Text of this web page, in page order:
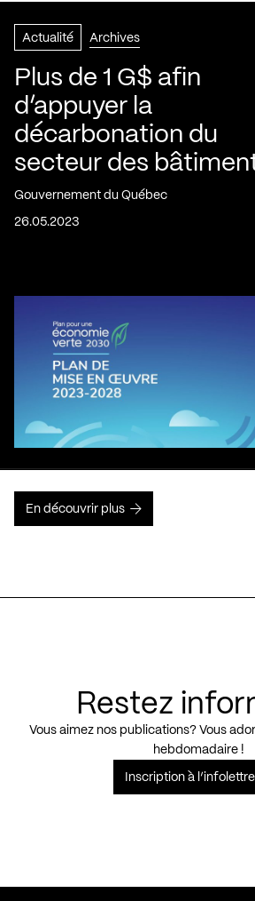
Actualité Archives
Plus de 1 G$ afin
d’appuyer la
décarbonation du
secteur des
Gouvernement du Québec
26.05.2023
En découvrir plus
Restez
Vous aimez nos publications? Vous
hebdomadaire !
Inscription à l’infolettre